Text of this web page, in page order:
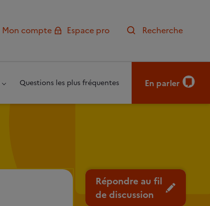
Mon compte
Espace pro Recherche
Questions les plus fréquentes En parler
Répondre au fil
de discussion